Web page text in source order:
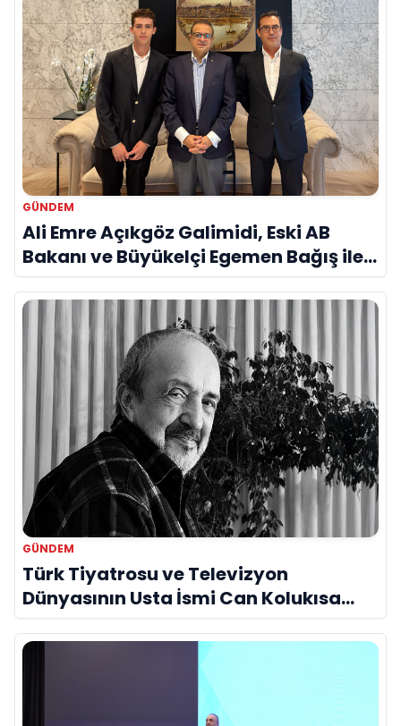
GÜNDEM
Ali Emre Açıkgöz Galimidi, Eski AB
Bakanı ve Büyükelçi Egemen Bağış ile
Bir Araya Geldi
GÜNDEM
Türk Tiyatrosu ve Televizyon
Dünyasının Usta İsmi Can Kolukısa
Hayatını Kaybetti